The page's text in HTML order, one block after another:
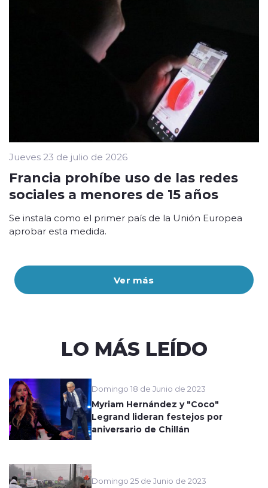
Ver más
Jueves 23 de julio de 2026
Francia prohíbe uso de las redes
sociales a menores de 15 años
Se instala como el primer país de la Unión Europea
aprobar esta medida.
LO MÁS LEÍDO
Domingo 18 de Junio de 2023
Myriam Hernández y "Coco"
Legrand lideran festejos por
aniversario de Chillán
Domingo 25 de Junio de 2023